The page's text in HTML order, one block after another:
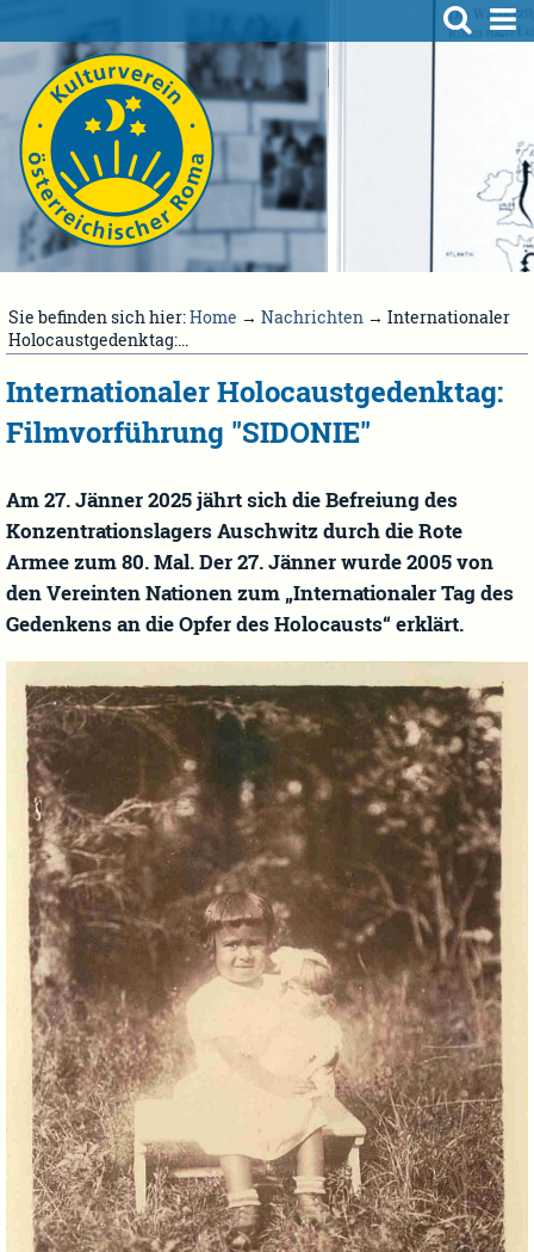
Sie befinden sich hier:Home → Nachrichten → Internationaler
Holocaustgedenktag:...
Internationaler Holocaustgedenktag:
Filmvorführung "SIDONIE"
Am 27. Jänner 2025 jährt sich die Befreiung des
Konzentrationslagers Auschwitz durch die Rote
Armee zum 80. Mal. Der 27. Jänner wurde 2005 von
den Vereinten Nationen zum „Internationaler Tag des
Gedenkens an die Opfer des Holocausts“ erklärt.